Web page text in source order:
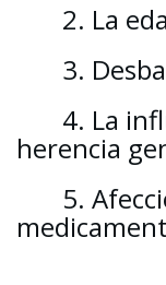
2. La
3.
4. La
herencia
5.